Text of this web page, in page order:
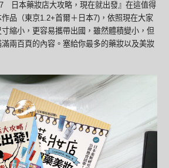
日本藥妝店大攻略，現在就出發』在這值得
品（東京1.2+首爾＋日本7)，依照現在大家
縮小，更容易攜帶出國，雖然體積變小，但
兩百頁的內容。塞給你最多的藥妝以及美妝